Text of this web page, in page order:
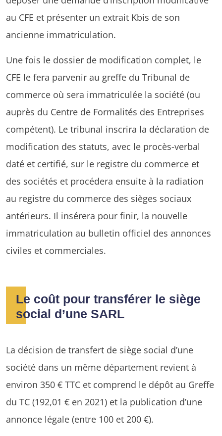
au CFE et présenter un extrait Kbis de son
ancienne immatriculation.
Une fois le dossier de modification complet, le
CFE le fera parvenir au greffe du Tribunal de
commerce où sera immatriculée la société (ou
auprès du Centre de Formalités des Entreprises
compétent). Le tribunal inscrira la déclaration de
modification des statuts, avec le procès-verbal
daté et certifié, sur le registre du commerce et
des sociétés et procédera ensuite à la radiation
au registre du commerce des sièges sociaux
antérieurs. Il insérera pour finir, la nouvelle
immatriculation au bulletin officiel des annonces
civiles et commerciales.
Le coût pour transférer le siège
social d’une SARL
La décision de transfert de siège social d’une
société dans un même département revient à
environ 350 € TTC et comprend le dépôt au Greffe
du TC (192,01 € en 2021) et la publication d’une
annonce légale (entre 100 et 200 €).